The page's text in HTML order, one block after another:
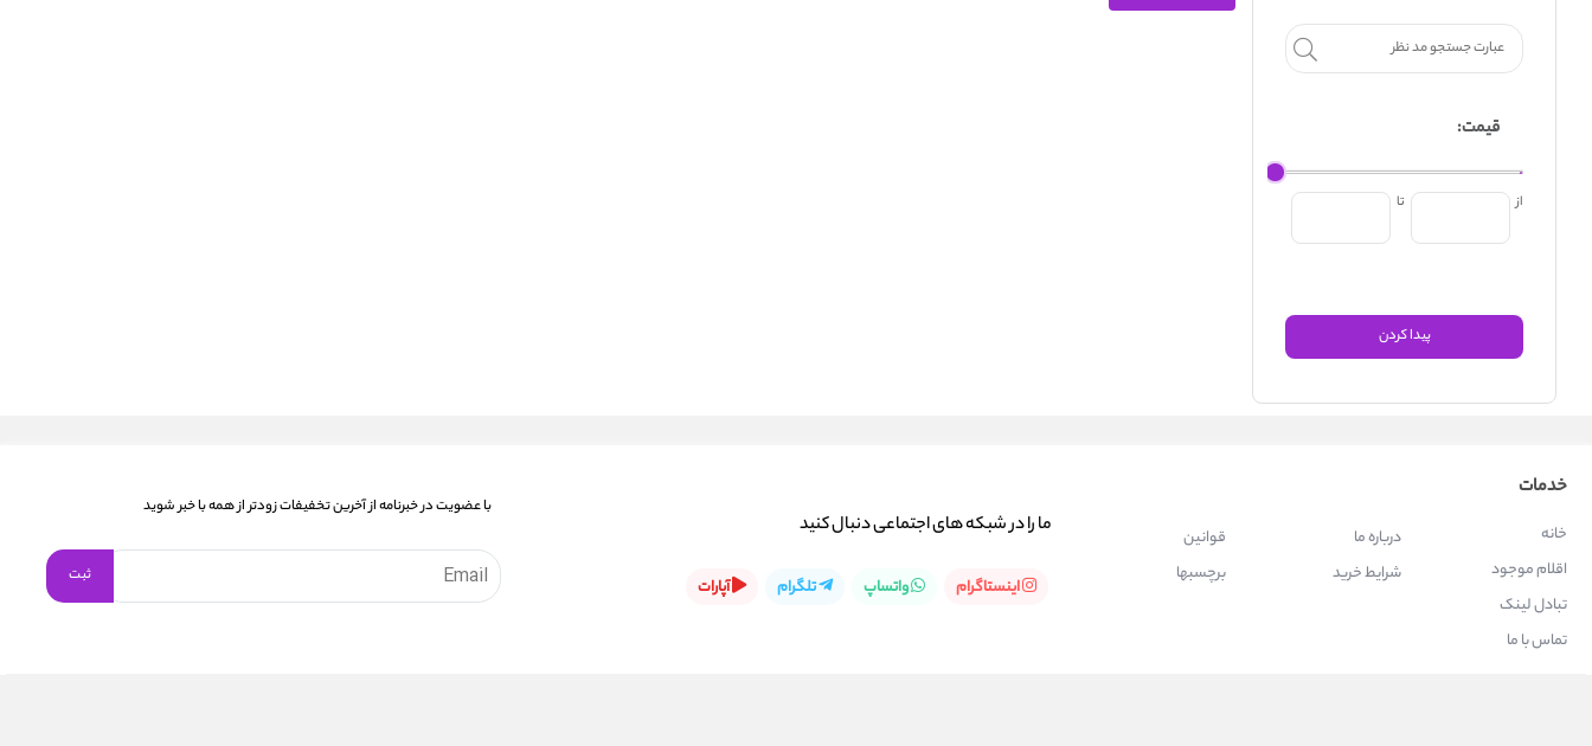
قیمت:
از تا
خدمات
خانه
اقلام موجود
تبادل لینک
تماس با ما
درباره ما
شرایط خرید
قوانین
برچسبها
ما را در شبكه های اجتماعی دنبال کنید
اینستاگرام واتساپ تلگرام آپارات
با عضویت در خبرنامه از آخرین تخفیفات زودتر از همه با خبر شوید